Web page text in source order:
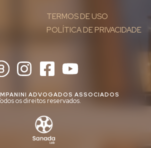
TERMOS DE USO
POLÍTICA DE PRIVACIDADE
ADVOGADOS ASSOCIADOS
os direitos reservados.